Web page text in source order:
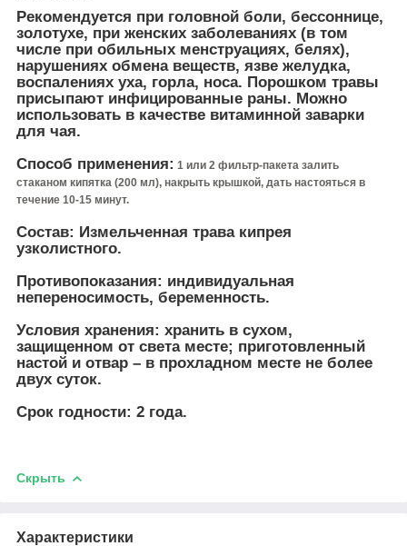
Рекомендуется при головной боли, бессоннице,
золотухе, при женских заболеваниях (в том
числе при обильных менструациях, белях),
нарушениях обмена веществ, язве желудка,
воспалениях уха, горла, носа. Порошком травы
присыпают инфицированные раны. Можно
использовать в качестве витаминной заварки
для чая.
Способ применения: 1 или 2 фильтр-пакета залить
стаканом кипятка (200 мл), накрыть крышкой, дать настояться в
течение 10-15 минут.
Состав: Измельченная трава кипрея
узколистного.
Противопоказания: индивидуальная
непереносимость, беременность.
Условия хранения: хранить в сухом,
защищенном от света месте; приготовленный
настой и отвар – в прохладном месте не более
двух суток.
Срок годности: 2 года.
Скрыть
Характеристики